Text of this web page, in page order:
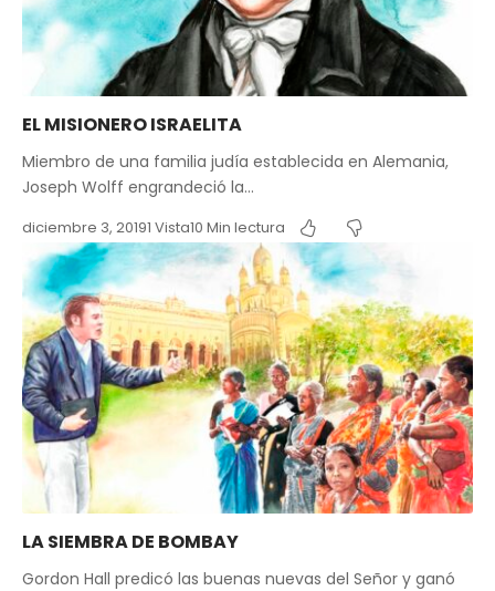
EL MISIONERO ISRAELITA
Miembro de una familia judía establecida en Alemania,
Joseph Wolff engrandeció la…
diciembre 3, 20191 Vista10 Min lectura
LA SIEMBRA DE BOMBAY
Gordon Hall predicó las buenas nuevas del Señor y ganó